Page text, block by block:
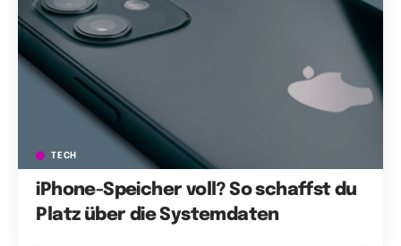
TECH
iPhone-Speicher voll? So schaffst du
Platz über die Systemdaten